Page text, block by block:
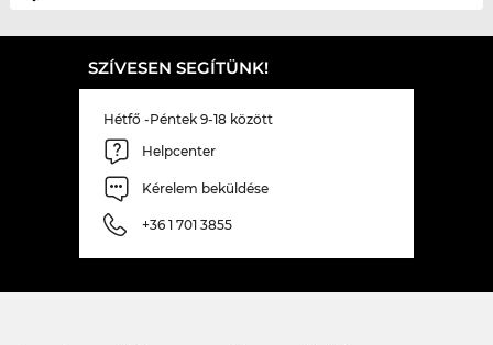
SZÍVESEN SEGÍTÜNK!
Hétfő -Péntek 9-18 között
Helpcenter
Kérelem beküldése
+36 1 701 3855